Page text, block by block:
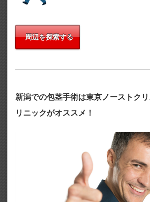
周辺を探索する
新潟での包茎手術は東京ノーストク
リニックがオススメ！